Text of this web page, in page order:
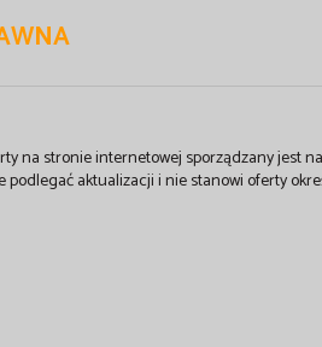
na stronie internetowej sporządzany jest
podlegać aktualizacji i nie stanowi oferty